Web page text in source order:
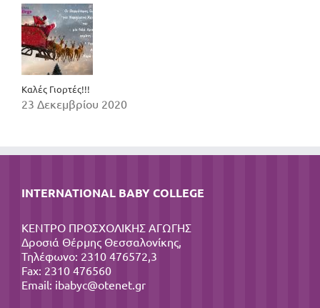
Καλές Γιορτές!!!
23 Δεκεμβρίου 2020
INTERNATIONAL BABY COLLEGE
ΚΕΝΤΡΟ ΠΡΟΣΧΟΛΙΚΗΣ ΑΓΩΓΗΣ
Δροσιά Θέρμης Θεσσαλονίκης,
Τηλέφωνο: 2310 476572,3
Fax: 2310 476560
Email: ibabyc@otenet.gr